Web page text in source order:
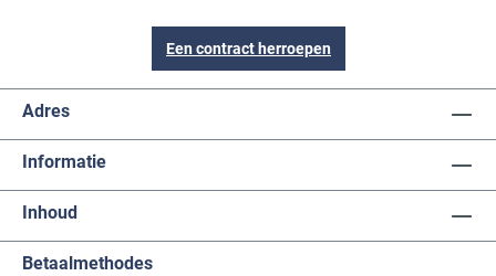
Een contract herroepen
Adres
Informatie
Inhoud
Betaalmethodes